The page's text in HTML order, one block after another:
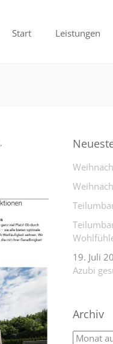
Start Leistungen
,
19. Juli
Azubi
Archiv